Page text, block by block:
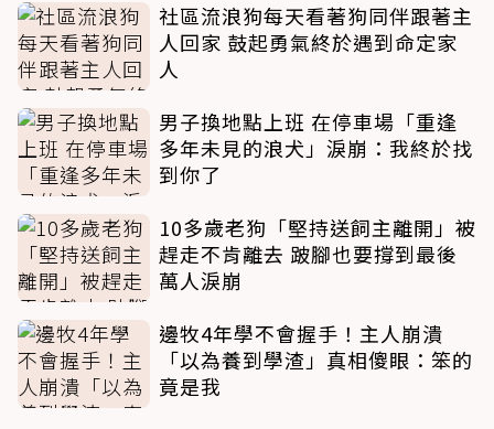
社區流浪狗每天看著狗同伴跟著主
人回家 鼓起勇氣終於遇到命定家
人
男子換地點上班 在停車場「重逢
多年未見的浪犬」淚崩：我終於找
到你了
10多歲老狗「堅持送飼主離開」被
趕走不肯離去 跛腳也要撐到最後
萬人淚崩
邊牧4年學不會握手！主人崩潰
「以為養到學渣」真相傻眼：笨的
竟是我